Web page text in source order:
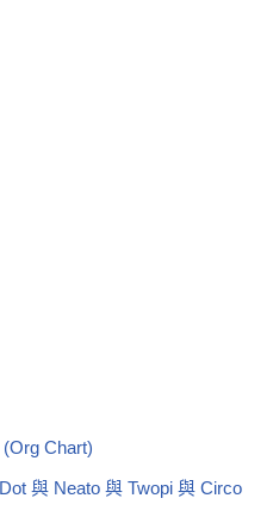
Chart)
與 Neato 與 Twopi 與 Circo